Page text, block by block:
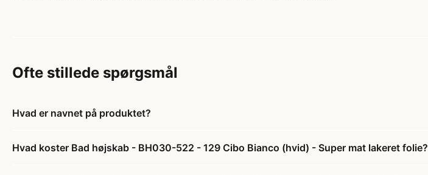
Ofte stillede spørgsmål
Hvad er navnet på produktet?
Hvad koster Bad højskab - BH030-522 - 129 Cibo Bianco (hvid) - Super mat lakeret folie?